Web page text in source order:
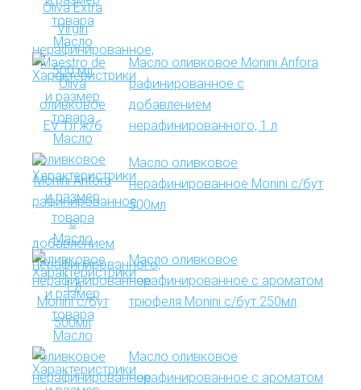
Масло оливковое Monini Anfora
рафинированное с
добавлением
нерафинированного, 1 л
Масло оливковое
нерафинированное Monini с/бут
500мл
Масло оливковое
нерафинированное с ароматом
трюфеля Monini с/бут 250мл
Масло оливковое
нерафинированное с ароматом